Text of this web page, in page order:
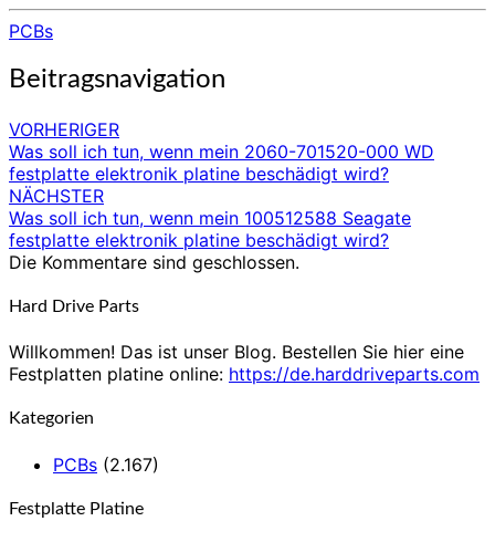
PCBs
Beitragsnavigation
VORHERIGER
Was soll ich tun, wenn mein 2060-701520-000 WD
festplatte elektronik platine beschädigt wird?
NÄCHSTER
Was soll ich tun, wenn mein 100512588 Seagate
festplatte elektronik platine beschädigt wird?
Die Kommentare sind geschlossen.
Hard Drive Parts
Willkommen! Das ist unser Blog. Bestellen Sie hier eine
Festplatten platine online: https://de.harddriveparts.com
Kategorien
PCBs (2.167)
Festplatte Platine